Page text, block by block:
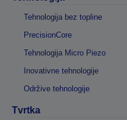
Tehnologija bez topline
PrecisionCore
Tehnologija Micro Piezo
Inovativne tehnologije
Održive tehnologije
Tvrtka